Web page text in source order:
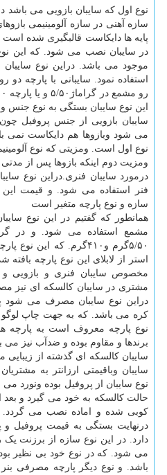
نوع اول که سایبان بازویی می باشد
سازه آهنی در سازه آلومینیمی
پایه ها دایکاست قالبگیری شده
در سایبان نصب می شود. که این
موجود می باشد. دراین نوع
این نوع سایبان بستگی به نوع جنس
سایبان بازویی از جنس پروفیل چون
می شود وبازوها هم دایکاست نمی
نوع اول است. ومزیتی که نوع
ومزیت دوم اینکه بازوها پس از
درمورد سایبان فنری.دراین نوع
فنر استفاده می شود. و قیمت این
سازه و نوع پارچه متغیر است
همانطور که گفتیم در این نوع
استر از لابلای این نوع پارچه
مخصوص سایبان فنری و بازویی
مشتری در سایبان کالسکه ای نیز
کره می باشد. که به جهت چاپ لوگو
نوع پارچه معروف است به پارچه
برندها و مقاوم بوده و ضدآب نیز می
سایبان کالسکه ای گذشته از
سایبان وباقیمتی ارزانتر به
حالت کالسکه به خود می گیرد و بعد
کوبی شده و اماده نصب می گردد.
درنهایت بستگی به قیمت پروفیل و
دارد. در این نوع سازه از برزنت
می شود. که در نوع خود بی نظیر